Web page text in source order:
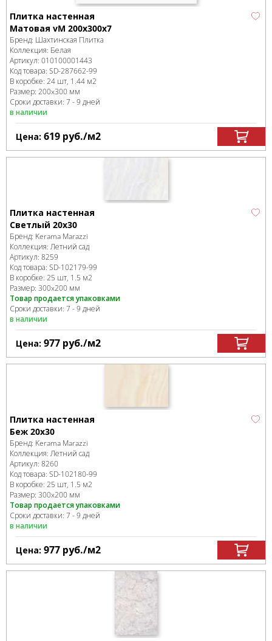
Плитка настенная
Матовая vM 200х300x7
Бренд: Шахтинская Плитка
Коллекция: Белая
Артикул: 010100001443
Код товара: SD-287662-99
В коробке: 24 шт, 1.44 м2
Размер: 200x300 мм
Сроки доставки: 7 - 9 дней
в наличии
Цена: 619 руб./м2
Плитка настенная
Светлый 20х30
Бренд: Kerama Marazzi
Коллекция:Летний сад
Артикул: 8259
Код товара: SD-102179-99
В коробке: 25 шт, 1.5 м2
Размер: 300x200 мм
Товар продается упаковками
Сроки доставки: 7 - 9 дней
в наличии
Цена: 977 руб./м2
Плитка настенная
Беж 20х30
Бренд: Kerama Marazzi
Коллекция:Летний сад
Артикул: 8260
Код товара: SD-102180-99
В коробке: 25 шт, 1.5 м2
Размер: 300x200 мм
Товар продается упаковками
Сроки доставки: 7 - 9 дней
в наличии
Цена: 977 руб./м2